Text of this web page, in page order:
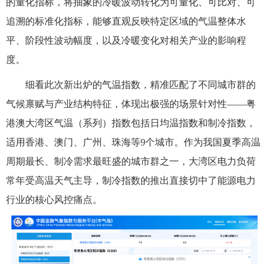
的量化指标，将抽象的冷暖波动转化为可量化、可比对、可
追溯的标准化指标，能够直观反映特定区域的气温整体水
平、阶段性波动幅度，以及冷暖变化对相关产业的影响程
度。
细看此次新出炉的气温指数，精准匹配了不同城市群的
气候禀赋与产业结构特征，体现出极强的场景针对性——粤
港澳大湾区气温（系列）指数包括日均温指数和制冷指数，
适用香港、澳门、广州、珠海等9个城市。作为我国夏季高温
周期最长、制冷需求最旺盛的城市群之一，大湾区电力负荷
常年受高温天气主导，制冷指数的推出直接切中了能源电力
行业的核心风控痛点。